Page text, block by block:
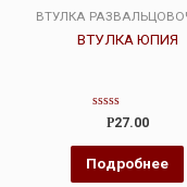
ВТУЛКА
ВТУЛКА ЮПИЯ
Оценка
из
5
Р27.00
Подробнее